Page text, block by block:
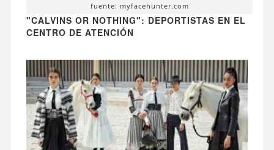
fuente: myfacehunter.com
"CALVINS OR NOTHING": DEPORTISTAS EN EL
CENTRO DE ATENCIÓN